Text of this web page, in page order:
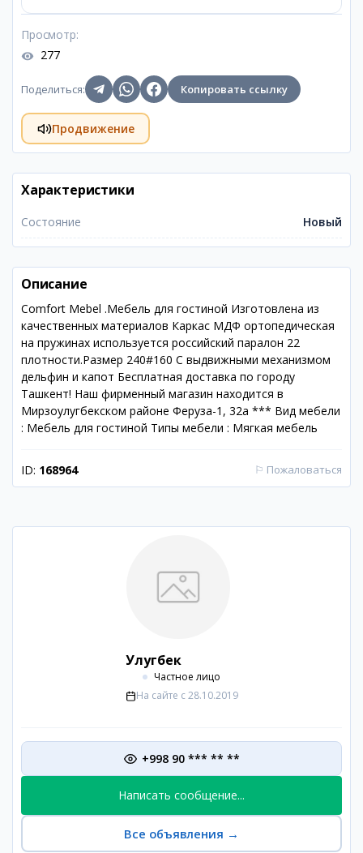
Просмотр:
277
Поделиться: Копировать ссылку
Продвижение
Характеристики
Состояние Новый
Описание
Comfort Mebel .Мебель для гостиной Изготовлена из
качественных материалов Каркас МДФ ортопедическая
на пружинах используется российский паралон 22
плотности.Размер 240#160 С выдвижными механизмом
дельфин и капот Бесплатная доставка по городу
Ташкент! Наш фирменный магазин находится в
Мирзоулугбекском районе Феруза-1, 32а *** Вид мебели
: Мебель для гостиной Типы мебели : Мягкая мебель
ID: 168964 ⚐ Пожаловаться
Улугбек
Частное лицо
На сайте с 28.10.2019
+998 90 *** ** **
Написать сообщение...
Все объявления →